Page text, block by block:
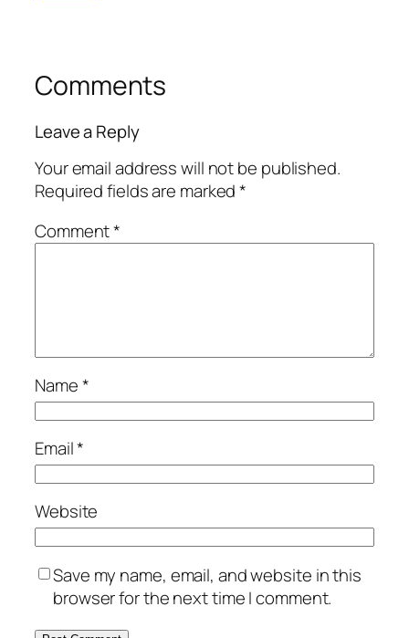
Comments
Leave a Reply
Your email address will not be published.
Required fields are marked*
Comment*
Name*
Email*
Website
Save my name, email, and website in this
browser for the next time I comment.